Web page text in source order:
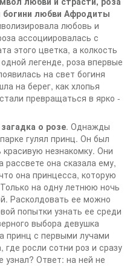
богини любви Афродиты
любовь и
ассоциировалась с
этого цветка, а колкость
легенде, роза впервые
на свет богиня
на берег, как хлопья
превращаться в ярко -
загадка о розе. Однажды
гулял принц. Он был
незнакомку. Они
рассвете она сказала ему,
она принцесса, которую
на одну летнюю ночь
Расколдовать ее можно
попытки узнать ее среди
выбора девушка
принц с первыми лучами
росли сотни роз и сразу
узнал? Ответ: на ней не